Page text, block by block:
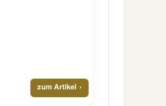
zum Artikel